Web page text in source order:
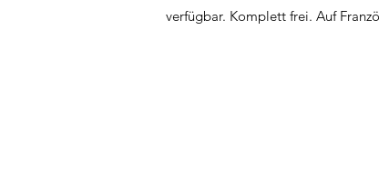
verfügbar. Komplett frei. Auf